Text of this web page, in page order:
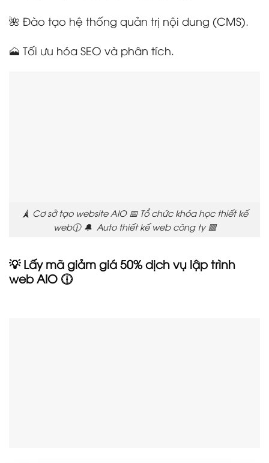
🌺 Đào tạo hệ thống quản trị nội dung (CMS).
🗻 Tối ưu hóa SEO và phân tích.
🗼 Cơ sở tạo website AIO 📅 Tổ chức khóa học thiết kế
web🕧 🔔 Auto thiết kế web công ty 🟥
💡 Lấy mã giảm giá 50% dịch vụ lập trình
web AIO 🕧